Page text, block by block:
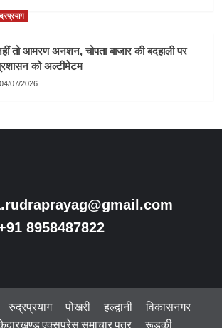
तो आमरण अनशन, चोपता बाजार की बदहाली पर
को अल्टीमेटम
04/07/2026
8958487822
रुद्रप्रयाग पोखरी हल्द्वानी
विकासनगर
एक्सप्रेस समाचार पत्र रूडकी